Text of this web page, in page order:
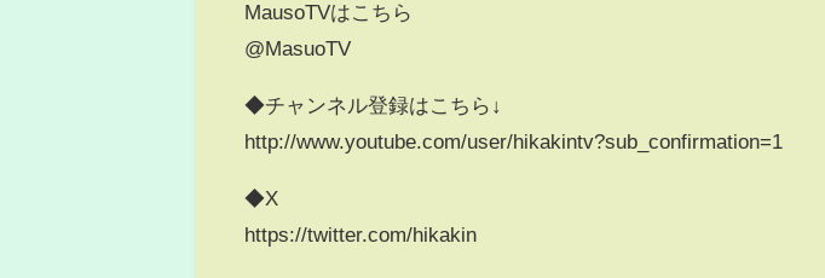
MausoTVはこちら
@MasuoTV
◆チャンネル登録はこちら↓
http://www.youtube.com/user/hikakintv?sub_confirmation=1
◆X
https://twitter.com/hikakin